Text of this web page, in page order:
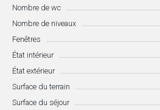
Nombre de wc
Nombre de niveaux
Fenêtres
État intérieur
État extérieur
Surface du terrain
Surface du séjour